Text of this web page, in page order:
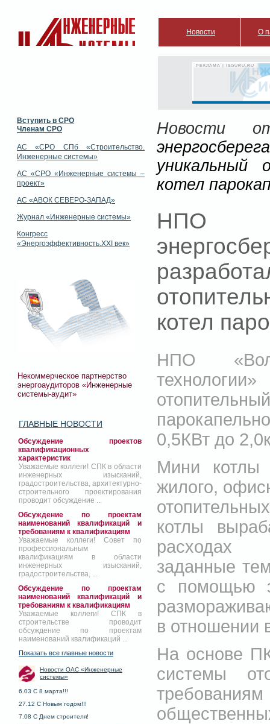
Новости О
РЕКЛАМА | ISGURU.RU
Вступить в СРО
Членам СРО
АС «СРО СПб «Строительство.
Инженерные системы»
АС «СРО «Инженерные системы –
проект»
АС «АВОК СЕВЕРО-ЗАПАД»
Журнал «Инженерные системы»
Конгресс
«Энергоэффективность.XXI век»
Некоммерческое партнерство
энергоаудиторов «Инженерные
системы-аудит»
ГЛАВНЫЕ НОВОСТИ
Обсуждение проектов
квалификационных
характеристик
Уважаемые коллеги! СПК в области
инженерных изысканий,
градостроительства, архитектурно-
строительного проектирования
проводит обсуждение ...
Обсуждение по проектам
наименований квалификаций и
требованиям к квалификациям
Уважаемые коллеги! Совет по
профессиональным
квалификациям в области
инженерных изысканий,
градостроительства, ...
Обсуждение по проектам
наименований квалификаций и
требованиям к квалификациям
Уважаемые коллеги! СПК в
строительстве проводит
обсуждение по проектам
наименований квалификаций ...
Показать все главные новости
Новости ОАС «Инженерные
системы»
6.03 С 8 марта!!!
27.12 С Новым годом!!!
7.08 С Днем строителя!
Новости
уникальный
котел
НПО
котел
НПО
0,5КВт до
Мини котлы
жилого,
котлы
расходах
заданные
с помощью
в отношении
На основе
системы